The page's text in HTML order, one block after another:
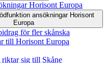
Horisont Europa
ansökningar Horisont
Europa
för fler skånska
till Horisont Europa
sig till Skåne